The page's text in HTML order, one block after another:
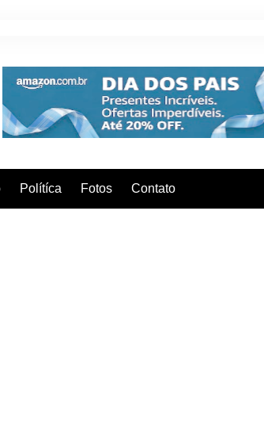
Polítíca Fotos Contato